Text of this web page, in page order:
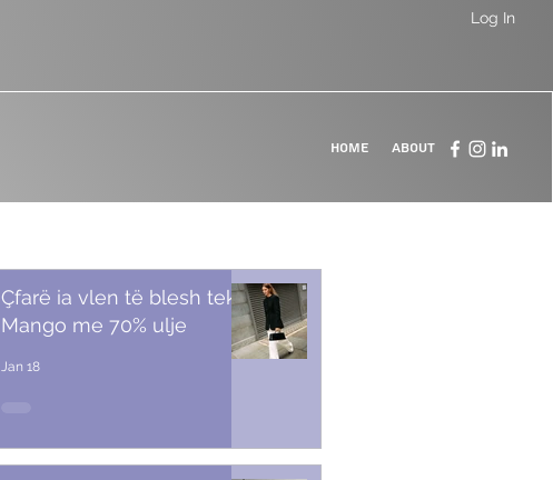
Log In
Home About
Çfarë ia vlen të blesh tek
Mango me 70% ulje
Jan 18